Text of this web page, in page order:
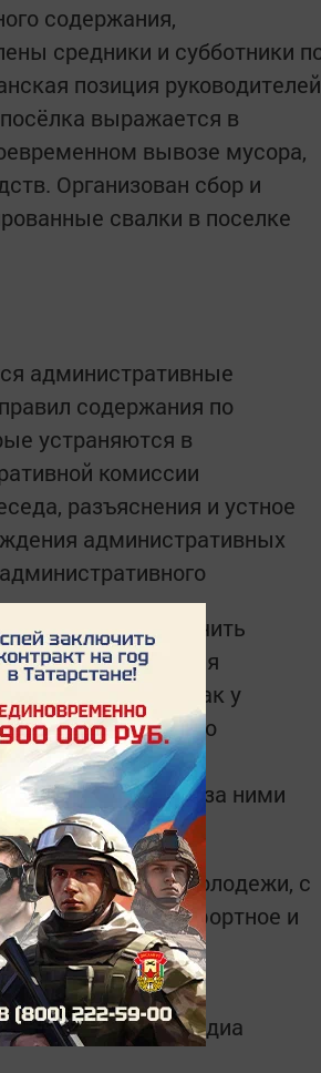
содержания,
средники и субботники
позиция руководителей
выражается в
вывозе мусора,
Организован сбор и
свалки в поселке
административные
содержания по
устраняются в
комиссии
разъяснения и устное
административных
вовремя обеспечить
отдыха (Верхняя
популярностью как у
С этой целью по
организациями,
закрепленных за ними
особенно молодежи, с
нам комфортное и
каналеТатмедиа